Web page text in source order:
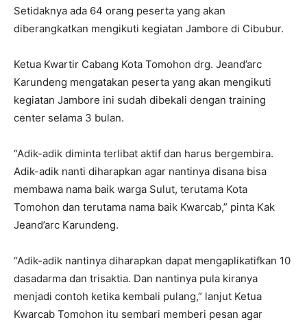
Setidaknya ada 64 orang peserta yang akan
diberangkatkan mengikuti kegiatan Jambore di Cibubur.
Ketua Kwartir Cabang Kota Tomohon drg. Jeand’arc
Karundeng mengatakan peserta yang akan mengikuti
kegiatan Jambore ini sudah dibekali dengan training
center selama 3 bulan.
“Adik-adik diminta terlibat aktif dan harus bergembira.
Adik-adik nanti diharapkan agar nantinya disana bisa
membawa nama baik warga Sulut, terutama Kota
Tomohon dan terutama nama baik Kwarcab,” pinta Kak
Jeand’arc Karundeng.
“Adik-adik nantinya diharapkan dapat mengaplikatifkan 10
dasadarma dan trisaktia. Dan nantinya pula kiranya
menjadi contoh ketika kembali pulang,” lanjut Ketua
Kwarcab Tomohon itu sembari memberi pesan agar